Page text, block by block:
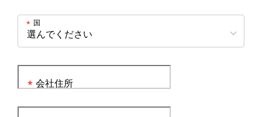
国
*
会社住所
*